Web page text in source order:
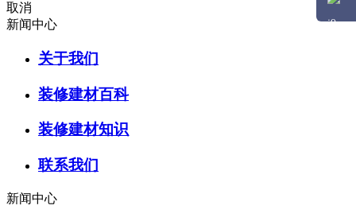
取消
新闻中心
关于我们
装修建材百科
装修建材知识
联系我们
新闻中心